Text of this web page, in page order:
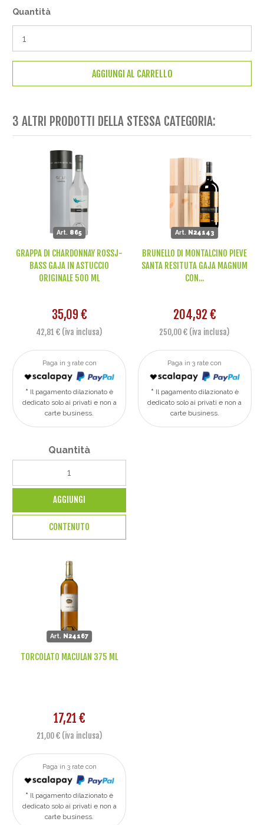
Quantità
AGGIUNGI AL CARRELLO
3 ALTRI PRODOTTI DELLA STESSA CATEGORIA:
Art. 865
GRAPPA DI CHARDONNAY ROSSJ-
BASS GAJA IN ASTUCCIO
ORIGINALE 500 ML
35,09 €
42,81 € (iva inclusa)
Paga in 3 rate con
Il pagamento dilazionato è
dedicato solo ai privati e non a
carte business.
Quantità
AGGIUNGI
CONTENUTO
Art. N24143
BRUNELLO DI MONTALCINO PIEVE
SANTA RESITUTA GAJA MAGNUM
CON...
204,92 €
250,00 € (iva inclusa)
Paga in 3 rate con
Il pagamento dilazionato è
dedicato solo ai privati e non a
carte business.
Art. N24167
TORCOLATO MACULAN 375 ML
17,21 €
21,00 € (iva inclusa)
Paga in 3 rate con
Il pagamento dilazionato è
dedicato solo ai privati e non a
carte business.